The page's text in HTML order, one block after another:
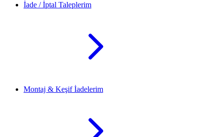
İade / İptal Taleplerim
Montaj & Keşif İadelerim